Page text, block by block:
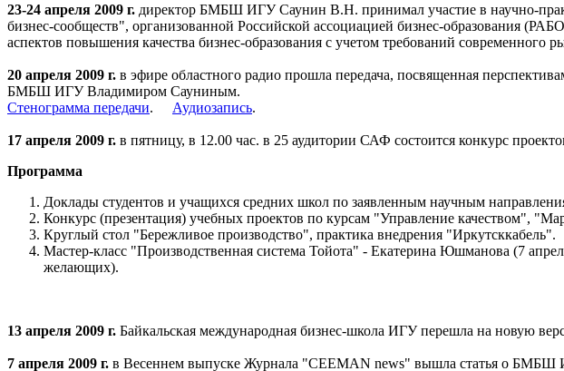
23-24 апреля 2009 г. директор БМБШ ИГУ Саунин В.Н. принимал участие в научно-
бизнес-сообществ", организованной Российской ассоциацией бизнес-образования
аспектов повышения качества бизнес-образования с учетом требований современного
20 апреля 2009 г. в эфире областного радио прошла передача, посвященная
БМБШ ИГУ Владимиром Сауниным.
Стенограмма передачи. Аудиозапись.
17 апреля 2009 г. в пятницу, в 12.00 час. в 25 аудитории САФ состоится конкурс
Программа
Доклады студентов и учащихся средних школ по заявленным научным
Конкурс (презентация) учебных проектов по курсам "Управление качеством",
Круглый стол "Бережливое производство", практика внедрения "Иркутсккабель".
Мастер-класс "Производственная система Тойота" - Екатерина Юшманова (7
желающих).
13 апреля 2009 г. Байкальская международная бизнес-школа ИГУ перешла на новую
7 апреля 2009 г. в Весеннем выпуске Журнала "CEEMAN news" вышла статья о БМБШ